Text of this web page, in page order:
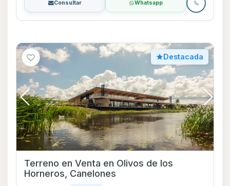
Consultar Whatsapp
Destacada
Terreno en Venta en Olivos de los
Horneros, Canelones